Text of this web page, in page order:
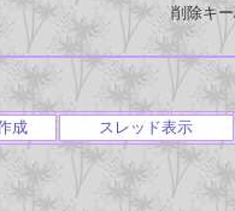
削除キ
成 スレッド表示